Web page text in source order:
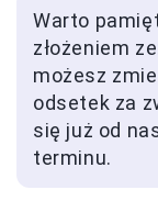
Warto
złożeniem
możesz
odsetek za
się już od
terminu.